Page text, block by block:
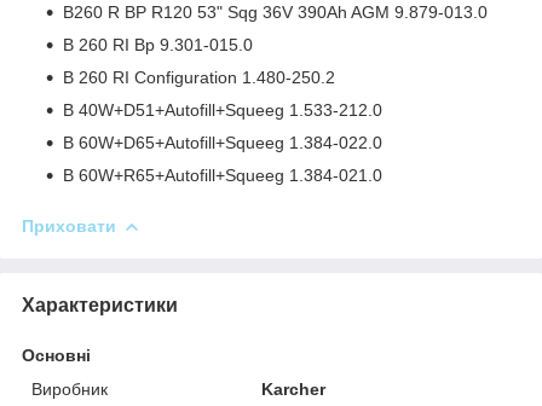
B260 R BP R120 53" Sqg 36V 390Ah AGM 9.879-013.0
B 260 RI Bp 9.301-015.0
B 260 RI Configuration 1.480-250.2
B 40W+D51+Autofill+Squeeg 1.533-212.0
B 60W+D65+Autofill+Squeeg 1.384-022.0
B 60W+R65+Autofill+Squeeg 1.384-021.0
Приховати
Характеристики
Основні
Виробник
Karcher